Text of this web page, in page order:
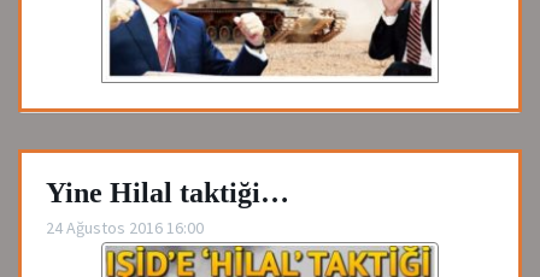
Yine Hilal taktiği…
24 Ağustos 2016 16:00